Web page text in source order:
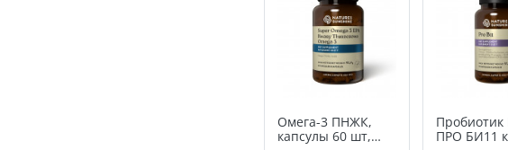
Омега-3 ПНЖК,
капсулы 60 шт,
ПРО БИ11